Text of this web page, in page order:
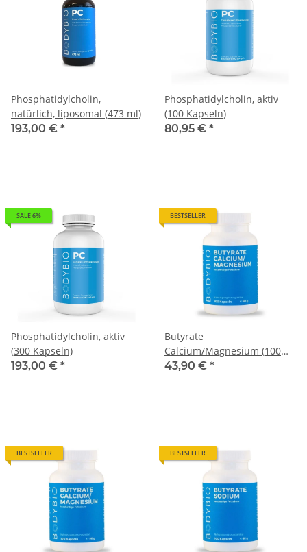
Phosphatidylcholin,
natürlich, liposomal (473 ml)
193,00 € *
Phosphatidylcholin, aktiv
(100 Kapseln)
80,95 € *
SALE 6%
Phosphatidylcholin, aktiv
(300 Kapseln)
193,00 € *
BESTSELLER
Butyrate
Calcium/Magnesium (100
Kapseln)
43,90 € *
BESTSELLER BESTSELLER